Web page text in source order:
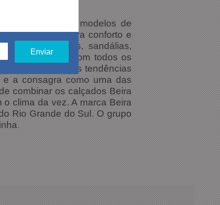
de produzir modelos de
quem procura conforto e
tênis, sapatilhas, sandálias,
combinados com todos os
lança novas tendências
a consagra como uma das
combinar os calçados Beira
clima da vez. A marca Beira
Rio Grande do Sul. O grupo
.